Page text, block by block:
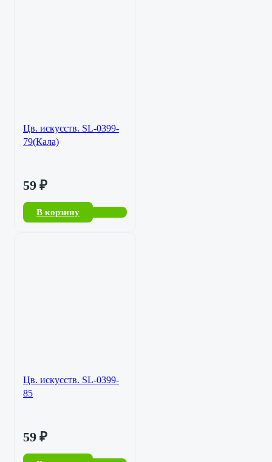
Цв. искусств. SL-0399-
79(Кала)
59 ₽
В корзину
Цв. искусств. SL-0399-
85
59 ₽